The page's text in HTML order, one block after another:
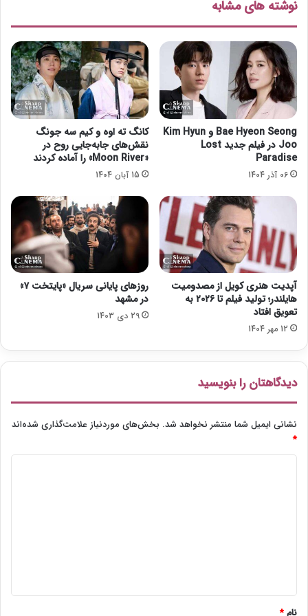
ا
س
ا
ن
ش
د
نوشته های مشابه
Bae Hyeon Seong و Kim Hyun
Joo در فیلم جدید Lost
Paradise
06 آذر 1404
کانگ ته اوه و کیم سه جونگ
نقش‌های جابه‌جایی روح در
«Moon River» را آماده کردند
15 آبان 1404
آپدیت هنری کویل از مصدومیت
هایلندر؛ تولید فیلم تا ۲۰۲۶ به
تعویق افتاد
12 مهر 1404
روزهای پایانی سریال «پایتخت ۷»
در مشهد
29 دی 1403
دیدگاهتان را بنویسید
نشانی ایمیل شما منتشر نخواهد شد. بخش‌های موردنیاز علامت‌گذاری شده‌اند
*